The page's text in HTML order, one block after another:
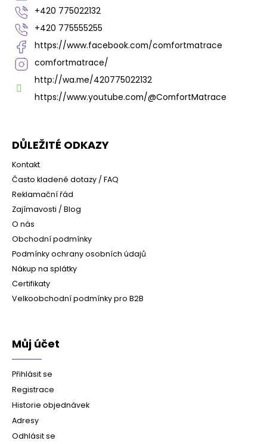
+420 775022132
+420 775555255
https://www.facebook.com/comfortmatrace
comfortmatrace/
http://wa.me/420775022132
https://www.youtube.com/@ComfortMatrace
DŮLEŽITÉ ODKAZY
Kontakt
Často kladené dotazy / FAQ
Reklamační řád
Zajímavosti / Blog
O nás
Obchodní podmínky
Podmínky ochrany osobních údajů
Nákup na splátky
Certifikaty
Velkoobchodní podmínky pro B2B
Můj účet
Přihlásit se
Registrace
Historie objednávek
Adresy
Odhlásit se